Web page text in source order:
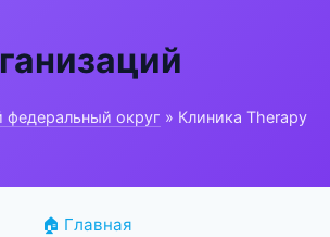
округ » Клиника Therapy
🏠 Главная